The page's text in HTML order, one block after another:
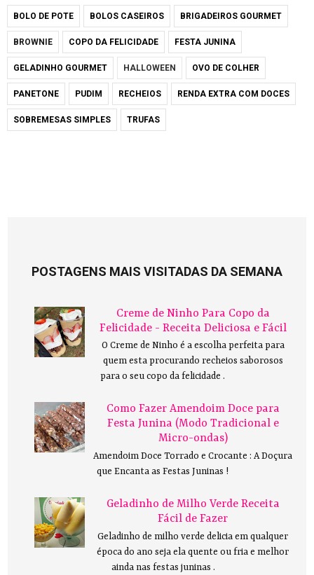
BOLO DE POTE BOLOS CASEIROS BRIGADEIROS GOURMET
BROWNIE COPO DA FELICIDADE FESTA JUNINA
GELADINHO GOURMET HALLOWEEN OVO DE COLHER
PANETONE PUDIM RECHEIOS RENDA EXTRA COM DOCES
SOBREMESAS SIMPLES TRUFAS
POSTAGENS MAIS VISITADAS DA SEMANA
Creme de Ninho Para Copo da
Felicidade - Receita Deliciosa e Fácil
O Creme de Ninho é a escolha perfeita para
quem esta procurando recheios saborosos
para o seu copo da felicidade .
Como Fazer Amendoim Doce para
Festa Junina (Modo Tradicional e
Micro-ondas)
Amendoim Doce Torrado e Crocante : A Doçura
que Encanta as Festas Juninas !
Geladinho de Milho Verde Receita
Fácil de Fazer
Geladinho de milho verde delicia em qualquer
época do ano seja ela quente ou fria e melhor
ainda nas festas juninas .